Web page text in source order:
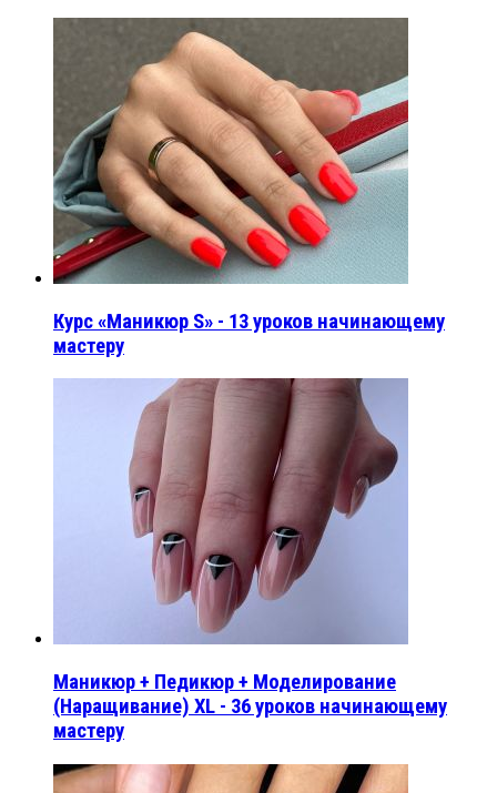
Курс «Маникюр S» - 13 уроков начинающему
мастеру
Маникюр + Педикюр + Моделирование
(Наращивание) XL - 36 уроков начинающему
мастеру